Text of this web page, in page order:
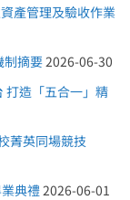
產管理及驗收作業
制摘要2026-06-30
打造「五合一」精
菁英同場競技
典禮2026-06-01